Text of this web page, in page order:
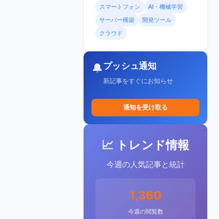
スマートフォン
AI・機械学習
サーバー構築
開発ツール
クラウド
🔔プッシュ通知
新記事をすぐにお知らせ
通知を受け取る
📈 トレンド情報
今週の人気記事と統計
1,360
今週の閲覧数